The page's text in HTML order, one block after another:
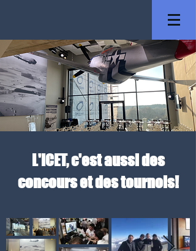
L'ICET, c'est aussi des
concours et des tournois!